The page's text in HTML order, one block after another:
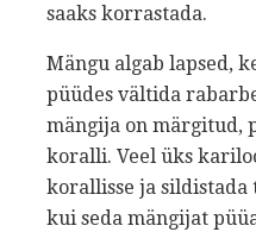
saaks korrastada.
Mängu algab lapsed,
püüdes vältida
mängija on märgitud,
koralli. Veel üks
korallisse ja sildistada
kui seda mängijat